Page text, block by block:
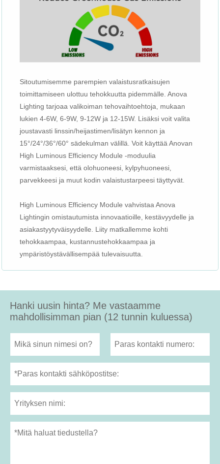
Sitoutumisemme parempien valaistusratkaisujen
toimittamiseen ulottuu tehokkuutta pidemmälle. Anova
Lighting tarjoaa valikoiman tehovaihtoehtoja, mukaan
lukien 4-6W, 6-9W, 9-12W ja 12-15W. Lisäksi voit valita
joustavasti linssin/heijastimen/lisätyn kennon ja
15°/24°/36°/60° sädekulman välillä. Voit käyttää Anovan
High Luminous Efficiency Module -moduulia
varmistaaksesi, että olohuoneesi, kylpyhuoneesi,
parvekkeesi ja muut kodin valaistustarpeesi täyttyvät.
High Luminous Efficiency Module vahvistaa Anova
Lightingin omistautumista innovaatioille, kestävyydelle ja
asiakastyytyväisyydelle. Liity matkallemme kohti
tehokkaampaa, kustannustehokkaampaa ja
ympäristöystävällisempää tulevaisuutta.
Hanki uusin hinta? Me vastaamme
mahdollisimman pian (12 tunnin kuluessa)